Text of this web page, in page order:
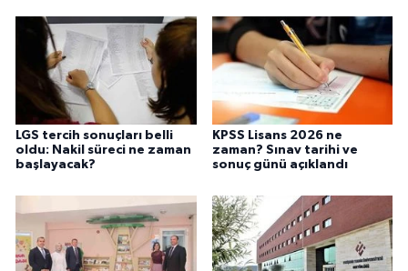
LGS tercih sonuçları belli
oldu: Nakil süreci ne zaman
başlayacak?
KPSS Lisans 2026 ne
zaman? Sınav tarihi ve
sonuç günü açıklandı